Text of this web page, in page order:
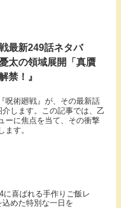
戦最新249話ネタバ
太の領域展開「真贋
禁！』
呪術廻戦』が、その最新話
します。この記事では、乙
ーに焦点を当て、その衝撃
ます。
に喜ばれる手作りご飯レ
込めた特別な一日を